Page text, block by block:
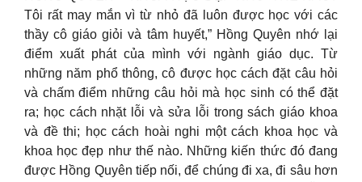
Tôi rất may mắn vì từ nhỏ đã luôn được học với các
thầy cô giáo giỏi và tâm huyết,” Hồng Quyên nhớ lại
điểm xuất phát của mình với ngành giáo dục. Từ
những năm phổ thông, cô được học cách đặt câu hỏi
và chấm điểm những câu hỏi mà học sinh có thể đặt
ra; học cách nhặt lỗi và sửa lỗi trong sách giáo khoa
và đề thi; học cách hoài nghi một cách khoa học và
khoa học đẹp như thế nào. Những kiến thức đó đang
được Hồng Quyên tiếp nối, để chúng đi xa, đi sâu hơn